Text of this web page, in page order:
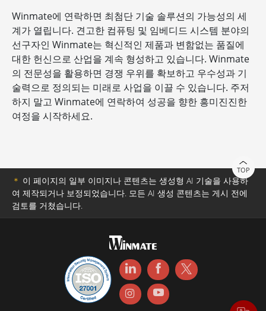
Winmate에 연락하면 최첨단 기술 솔루션의 가능성의 세
계가 열립니다. 견고한 컴퓨팅 및 임베디드 시스템 분야의
선구자인 Winmate는 혁신적인 제품과 변함없는 품질에
대한 헌신으로 산업을 계속 형성하고 있습니다. Winmate
의 전문성을 활용하면 경쟁 우위를 확보하고 우수성과 기
술력으로 정의되는 미래로 사업을 이끌 수 있습니다. 주저
하지 말고 Winmate에 연락하여 성공을 향한 흥미진진한
여정을 시작하세요.
TOP
＊ 이 페이지의 일부 이미지나 콘텐츠는 생성형 AI 기술을 사용하
여 제작되거나 보정되었습니다. 모든 AI 생성 콘텐츠는 게시 전에
검토를 거쳤습니다.